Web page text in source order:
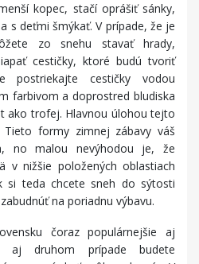
kopec, stačí oprášiť sánky,
s deťmi šmýkať. V prípade, že je
zo snehu stavať hrady,
cestičky, ktoré budú tvoriť
postriekajte cestičky vodou
farbivom a doprostred bludiska
ako trofej. Hlavnou úlohou tejto
formy zimnej zábavy váš
no malou nevýhodou je, že
v nižšie položených oblastiach
si teda chcete sneh do sýtosti
na poriadnu výbavu.
čoraz populárnejšie aj
aj druhom prípade budete